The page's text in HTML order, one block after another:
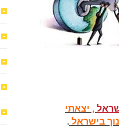
, יצאתי
בישראל .